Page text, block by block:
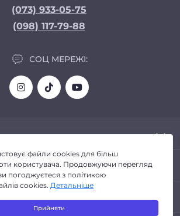
(073) 933-05-75
(098) 117-79-88
СОЦ МЕРЕЖІ:
оферти
файли cookies для більш
користувача. Продовжуючи перегляд
погоджуєтеся з політикою
cookies. Детальніше
Прийняти